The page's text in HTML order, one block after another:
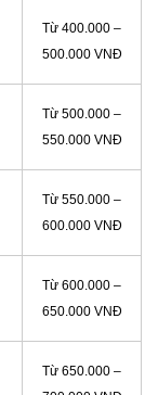
Từ 400.000 –
500.000 VNĐ
Từ 500.000 –
550.000 VNĐ
Từ 550.000 –
600.000 VNĐ
Từ 600.000 –
650.000 VNĐ
Từ 650.000 –